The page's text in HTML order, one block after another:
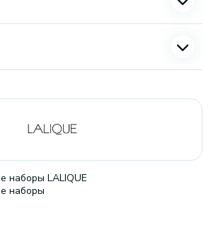
наборы LALIQUE
наборы